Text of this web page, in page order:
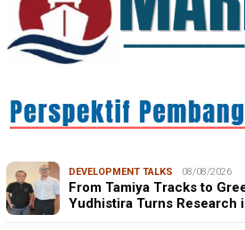
DEVELOPMENT TALKS 08/08/2026
From Tamiya Tracks to
Yudhistira Turns Research